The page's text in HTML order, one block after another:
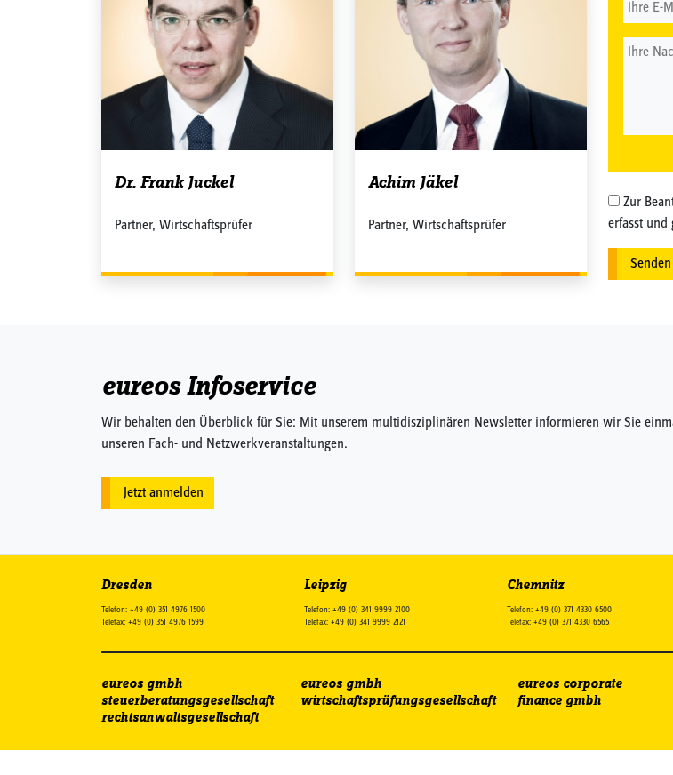
Dr. Frank Juckel
Partner, Wirtschaftsprüfer
Achim Jäkel
Partner, Wirtschaftsprüfer
Zur
erfasst und
eureos Infoservice
Wir behalten den Überblick für Sie: Mit unserem multidisziplinären Newsletter informieren wir Sie
unseren Fach- und Netzwerkveranstaltungen.
Jetzt anmelden
Dresden
Telefon: +49 (0) 351 4976 1500
Telefax: +49 (0) 351 4976 1599
Leipzig
Telefon: +49 (0) 341 9999 2100
Telefax: +49 (0) 341 9999 2121
Chemnitz
Telefon: +49 (0) 371 4330 6500
Telefax: +49 (0) 371 4330 6565
eureos gmbh
steuerberatungsgesellschaft
rechtsanwaltsgesellschaft
eureos gmbh
wirtschaftsprüfungsgesellschaft
eureos corporate
finance gmbh